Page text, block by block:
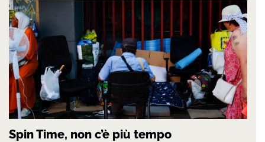
Spin Time, non c’è più tempo